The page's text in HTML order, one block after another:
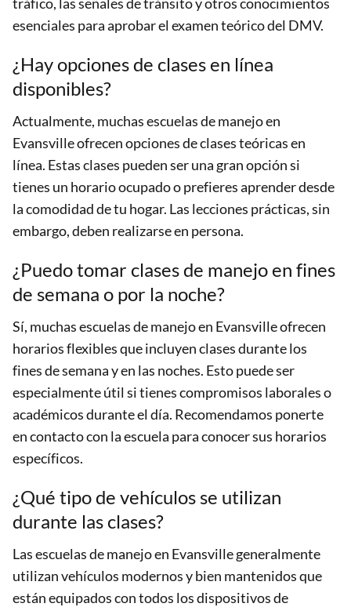
esenciales para aprobar el examen teórico del DMV.
¿Hay opciones de clases en línea
disponibles?
Actualmente, muchas escuelas de manejo en
Evansville ofrecen opciones de clases teóricas en
línea. Estas clases pueden ser una gran opción si
tienes un horario ocupado o prefieres aprender desde
la comodidad de tu hogar. Las lecciones prácticas, sin
embargo, deben realizarse en persona.
¿Puedo tomar clases de manejo en fines
de semana o por la noche?
Sí, muchas escuelas de manejo en Evansville ofrecen
horarios flexibles que incluyen clases durante los
fines de semana y en las noches. Esto puede ser
especialmente útil si tienes compromisos laborales o
académicos durante el día. Recomendamos ponerte
en contacto con la escuela para conocer sus horarios
específicos.
¿Qué tipo de vehículos se utilizan
durante las clases?
Las escuelas de manejo en Evansville generalmente
utilizan vehículos modernos y bien mantenidos que
están equipados con todos los dispositivos de